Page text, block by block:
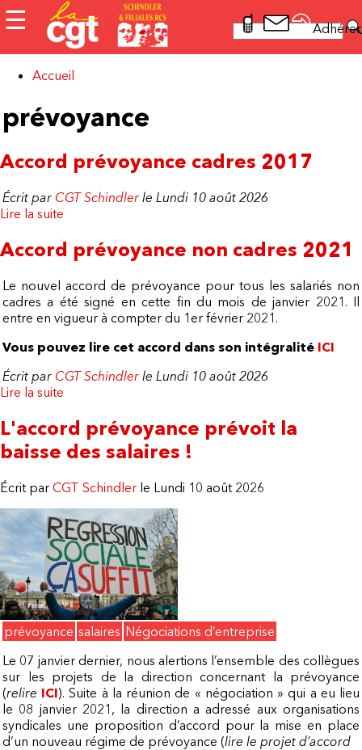
Aller au contenu principal
☰
Formulaire
Rechercher Adhérer
Accueil
prévoyance
Accord prévoyance cadres 2017
Écrit par CGT Schindler le Lundi 10 août 2026
Lire la suite
Accord prévoyance non cadres 2021
Le nouvel accord de prévoyance pour tous les salariés non
cadres a été signé en cette fin du mois de janvier 2021. Il
entre en vigueur à compter du 1er février 2021.
Vous pouvez lire cet accord dans son intégralité ICI
Écrit par CGT Schindler le Lundi 10 août 2026
Lire la suite
L'accord prévoyance prévoit la
baisse des salaires !
Écrit par CGT Schindler le Lundi 10 août 2026
prévoyance salaires Négociations d’entreprise
Le 07 janvier dernier, nous alertions l’ensemble des collègues
sur les projets de la direction concernant la prévoyance
(relire ICI). Suite à la réunion de « négociation » qui a eu lieu
le 08 janvier 2021, la direction a adressé aux organisations
syndicales une proposition d’accord pour la mise en place
d’un nouveau régime de prévoyance (lire le projet d’accord